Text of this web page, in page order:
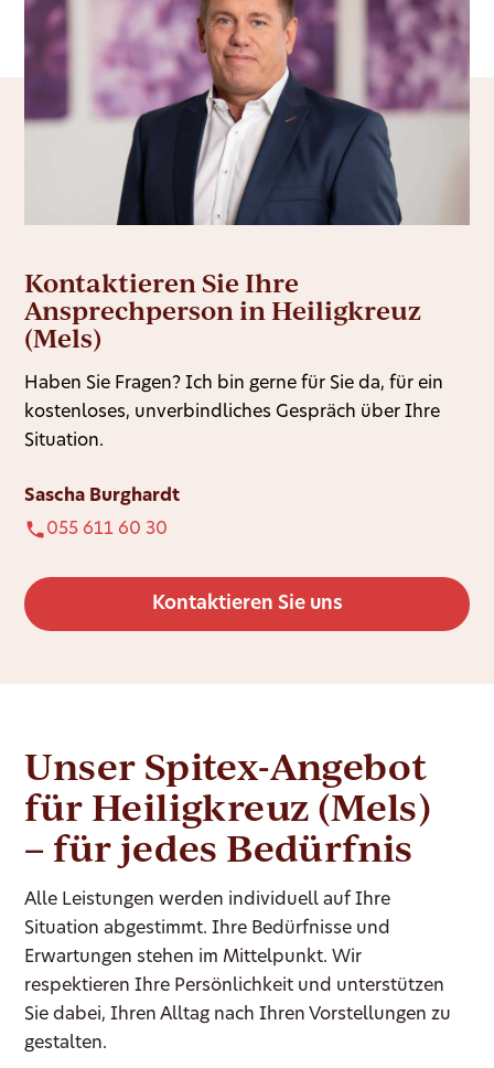
Kontaktieren Sie Ihre
Ansprechperson in Heiligkreuz
(Mels)
Haben Sie Fragen? Ich bin gerne für Sie da, für ein
kostenloses, unverbindliches Gespräch über Ihre
Situation.
Sascha Burghardt
055 611 60 30
Kontaktieren Sie uns
Unser Spitex-Angebot
für Heiligkreuz (Mels)
– für jedes Bedürfnis
Alle Leistungen werden individuell auf Ihre
Situation abgestimmt. Ihre Bedürfnisse und
Erwartungen stehen im Mittelpunkt. Wir
respektieren Ihre Persönlichkeit und unterstützen
Sie dabei, Ihren Alltag nach Ihren Vorstellungen zu
gestalten.